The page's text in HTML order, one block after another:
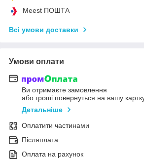
Meest ПОШТА
Всі умови доставки
Умови оплати
Ви отримаєте замовлення
або гроші повернуться на вашу
Детальніше
Оплатити частинами
Післяплата
Оплата на рахунок